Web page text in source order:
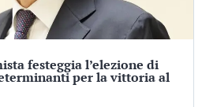
festeggia l’elezione di
per la vittoria al